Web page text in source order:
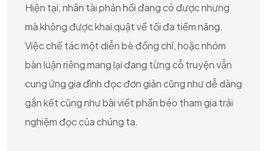
Hiện tại, nhân tài phản hồi đang có được nhưng
mà không được khai quật về tối đa tiềm năng.
Việc chế tác một diễn bè đồng chí, hoặc nhóm
bàn luận riêng mang lại đang từng cỗ truyện vẫn
cung ứng gia đình đọc đơn giản cũng như dễ dàng
gắn kết cũng như bài viết phần béo tham gia trải
nghiệm đọc của chúng ta.